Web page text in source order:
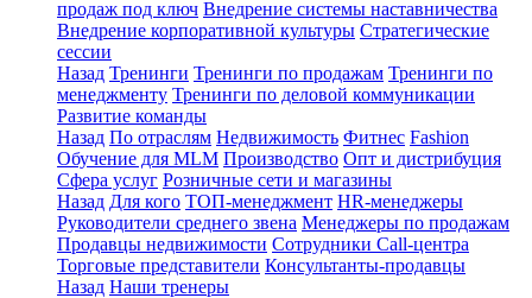
продаж под ключ Внедрение системы наставничества
Внедрение корпоративной культуры Стратегические
сессии
Назад Тренинги Тренинги по продажам Тренинги по
менеджменту Тренинги по деловой коммуникации
Развитие команды
Назад По отраслям Недвижимость Фитнес Fashion
Обучение для MLM Производство Опт и дистрибуция
Сфера услуг Розничные сети и магазины
Назад Для кого ТОП-менеджмент HR-менеджеры
Руководители среднего звена Менеджеры по продажам
Продавцы недвижимости Сотрудники Call-центра
Торговые представители Консультанты-продавцы
Назад Наши тренеры